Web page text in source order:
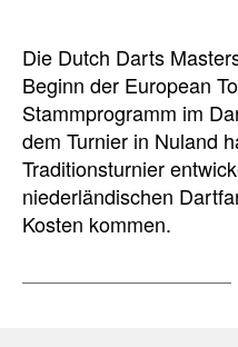
Die Dutch Darts
Beginn der European
Stammprogramm im
dem Turnier in Nuland
Traditionsturnier
niederländischen
Kosten kommen.